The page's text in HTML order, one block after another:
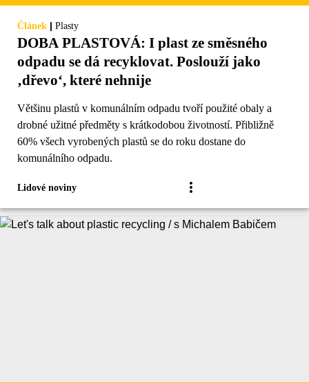
Článek | Plasty
DOBA PLASTOVÁ: I plast ze směsného
odpadu se dá recyklovat. Poslouží jako
‚dřevo‘, které nehnije
Většinu plastů v komunálním odpadu tvoří použité obaly a
drobné užitné předměty s krátkodobou životností. Přibližně
60% všech vyrobených plastů se do roku dostane do
komunálního odpadu.
Lidové noviny